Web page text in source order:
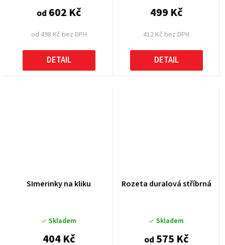
od 498 Kč bez DPH
od 602 Kč
DETAIL
412 Kč bez DPH
499 Kč
DETAIL
SImerinky na kliku
Skladem
404 Kč
Rozeta duralová stříbrná
Skladem
od 575 Kč